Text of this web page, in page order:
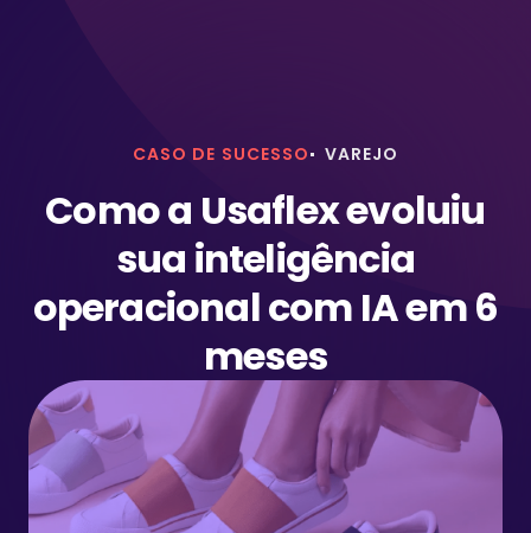
CASO DE SUCESSO VAREJO
Como a Usaflex evoluiu
sua inteligência
operacional com IA em 6
meses